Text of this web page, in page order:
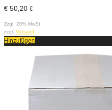
€ 50,20 €
Zzgl. 20% MwSt.
zzgl. Versand
Hinzufügen